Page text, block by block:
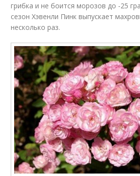
грибка и не боится морозов до -25
сезон Хэвенли Пинк выпускает
несколько раз.